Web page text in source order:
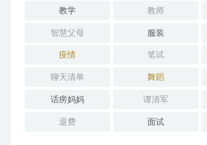
教学 教师
智慧父母 服装
疫情 笔试
聊天清单 舞蹈
话痨妈妈 谭清军
退费 面试